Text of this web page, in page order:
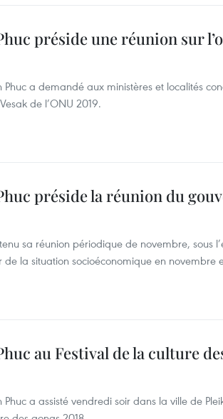
préside une réunion sur
Phuc a demandé aux ministères et localités
de l’ONU 2019.
préside la réunion du
sa réunion périodique de novembre, sous
de la situation socioéconomique en novembre
au Festival de la culture
a assisté vendredi soir dans la ville de